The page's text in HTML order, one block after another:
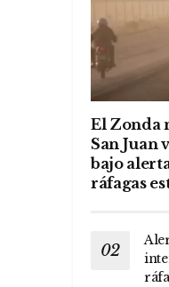
El Zonda
San Juan
bajo
ráfagas